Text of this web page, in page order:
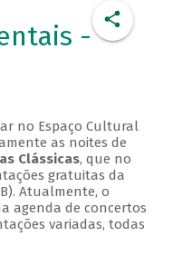
-
no Espaço Cultural
as noites de
Clássicas, que no
gratuitas da
Atualmente, o
agenda de concertos
variadas, todas